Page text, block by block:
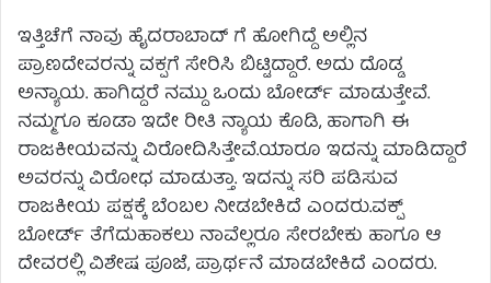
ಇತ್ತಿಚೆಗೆ ನಾವು ಹೈದರಾಬಾದ್ ಗೆ ಹೋಗಿದ್ದೆ ಅಲ್ಲಿನ
ಪ್ರಾಣದೇವರನ್ನು ವಕ್ಪಗೆ ಸೇರಿಸಿ ಬಿಟ್ಟಿದ್ದಾರೆ. ಅದು ದೊಡ್ಡ
ಅನ್ಯಾಯ. ಹಾಗಿದ್ದರೆ ನಮ್ದು ಒಂದು ಬೋರ್ಡ್ ಮಾಡುತ್ತೇವೆ.
ನಮ್ಮಗೂ ಕೂಡಾ ಇದೇ ರೀತಿ ನ್ಯಾಯ ಕೊಡಿ, ಹಾಗಾಗಿ ಈ
ರಾಜಕೀಯವನ್ನು ವಿರೋದಿಸಿತ್ತೇವೆ.ಯಾರೂ ಇದನ್ನು ಮಾಡಿದ್ದಾರೆ
ಅವರನ್ನು ವಿರೋಧ ಮಾಡುತ್ತಾ. ಇದನ್ನು ಸರಿ ಪಡಿಸುವ
ರಾಜಕೀಯ ಪಕ್ಷಕ್ಕೆ ಬೆಂಬಲ ನೀಡಬೇಕಿದೆ ಎಂದರು.ವಕ್ಪ್
ಬೋರ್ಡ್ ತೆಗೆದುಹಾಕಲು ನಾವೆಲ್ಲರೂ ಸೇರಬೇಕು ಹಾಗೂ ಆ
ದೇವರಲ್ಲಿ ವಿಶೇಷ ಪೂಜೆ, ಪ್ರಾರ್ಥನೆ ಮಾಡಬೇಕಿದೆ ಎಂದರು.